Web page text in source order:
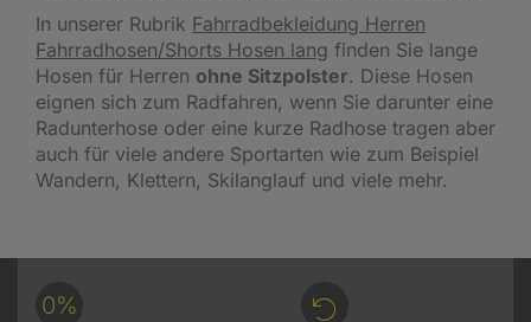
In unserer Rubrik Fahrradbekleidung Herren
Fahrradhosen/Shorts Hosen lang finden Sie lange
Hosen für Herren ohne Sitzpolster. Diese Hosen
eignen sich zum Radfahren, wenn Sie darunter eine
Radunterhose oder eine kurze Radhose tragen aber
auch für viele andere Sportarten wie zum Beispiel
Wandern, Klettern, Skilanglauf und viele mehr.
0%